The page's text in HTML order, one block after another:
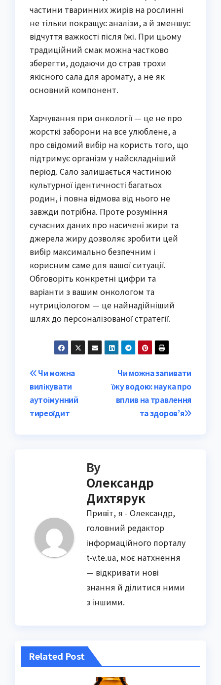
частини тваринних жирів на рослинні
не тільки покращує аналізи, а й зменшує
відчуття важкості після їжі. При цьому
традиційний смак можна частково
зберегти, додаючи до страв трохи
якісного сала для аромату, а не як
основний компонент.
Харчування при онкології — це не про
жорсткі заборони на все улюблене, а
про свідомий вибір на користь того, що
підтримує організм у найскладніший
період. Сало залишається частиною
культурної ідентичності багатьох
родин, і повна відмова від нього не
завжди потрібна. Проте розуміння
сучасних даних про насичені жири та
джерела жиру дозволяє зробити цей
вибір максимально безпечним і
корисним саме для вашої ситуації.
Обговоріть конкретні цифри та
варіанти з вашим онкологом та
нутриціологом — це найнадійніший
шлях до персоналізованої стратегії.
Post
navigation
Чи можна запивати
їжу водою: наука про
вплив на травлення
та здоров’я
Чи можна
вилікувати
аутоімунний
тиреоїдит
By
Олександр
Дихтярук
Привіт, я - Олександр,
головний редактор
інформаційного порталу
t-v.te.ua, моє натхнення
— відкривати нові
знання й ділитися ними
з іншими.
Related Post